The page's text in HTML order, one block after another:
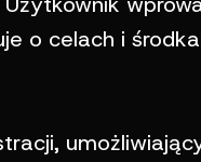
o celach i